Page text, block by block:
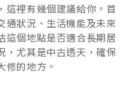
這裡有幾個建議給你。首
通狀況、生活機能及未來
這個地點是否適合長期居
，尤其是中古透天，確保
修的地方。